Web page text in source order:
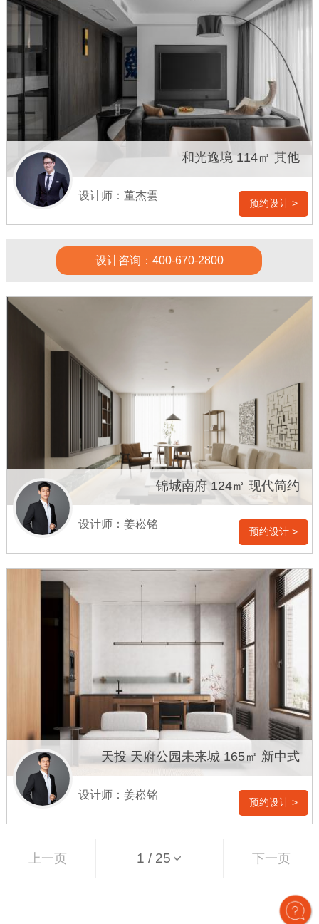
和光逸境 114㎡ 其他
设计师：董杰雲
预约设计 >
设计咨询：400-670-2800
锦城南府 124㎡ 现代简约
设计师：姜崧铭
预约设计 >
天投 天府公园未来城 165㎡ 新中式
设计师：姜崧铭
预约设计 >
上一页 下一页